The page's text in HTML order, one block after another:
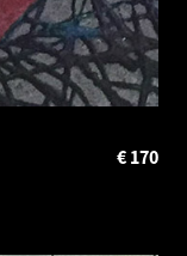
170
€